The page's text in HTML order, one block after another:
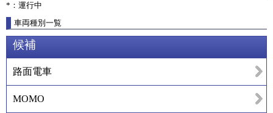
*：運行中
車両種別一覧
候補
路面電車
MOMO